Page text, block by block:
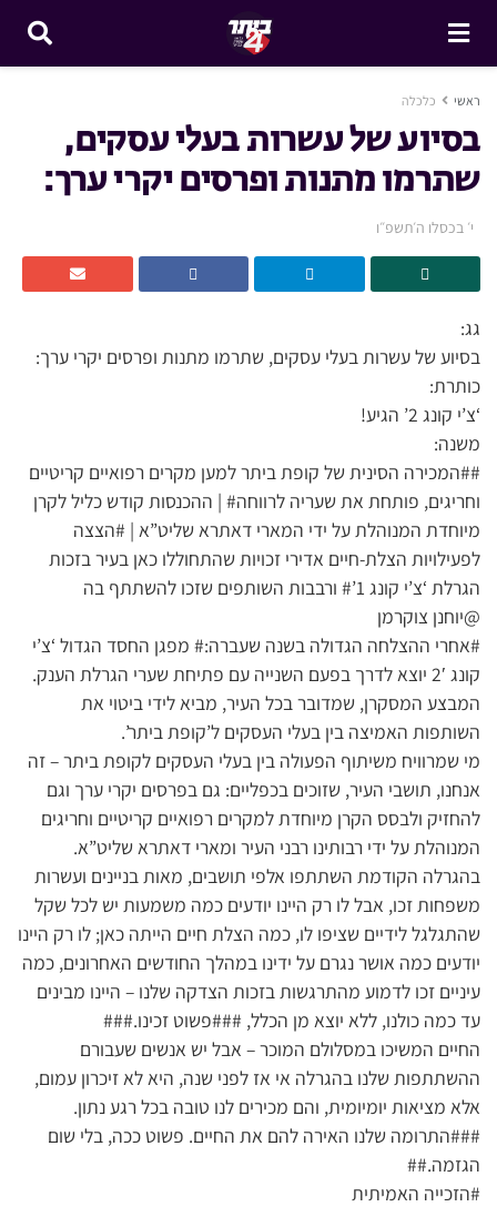
ראשי כלכלה
בסיוע של עשרות בעלי עסקים,
שתרמו מתנות ופרסים יקרי ערך:
י׳ בכסלו ה׳תשפ״ו
גג:
בסיוע של עשרות בעלי עסקים, שתרמו מתנות ופרסים יקרי ערך:
כותרת:
‘צ’י קונג 2’ הגיע!
משנה:
##המכירה הסינית של קופת ביתר למען מקרים רפואיים קריטיים
וחריגים, פותחת את שעריה לרווחה# | ההכנסות קודש כליל לקרן
מיוחדת המנוהלת על ידי המארי דאתרא שליט”א | #הצצה
לפעילויות הצלת-חיים אדירי זכויות שהתחוללו כאן בעיר בזכות
הגרלת ‘צ’י קונג 1’# ורבבות השותפים שזכו להשתתף בה
@יוחנן צוקרמן
#אחרי ההצלחה הגדולה בשנה שעברה:# מפגן החסד הגדול ‘צ’י
קונג 2′ יוצא לדרך בפעם השנייה עם פתיחת שערי הגרלת הענק.
המבצע המסקרן, שמדובר בכל העיר, מביא לידי ביטוי את
השותפות האמיצה בין בעלי העסקים ל’קופת ביתר’.
מי שמרוויח משיתוף הפעולה בין בעלי העסקים לקופת ביתר – זה
אנחנו, תושבי העיר, שזוכים בכפליים: גם בפרסים יקרי ערך וגם
להחזיק ולבסס הקרן מיוחדת למקרים רפואיים קריטיים וחריגים
המנוהלת על ידי רבותינו רבני העיר ומארי דאתרא שליט”א.
בהגרלה הקודמת השתתפו אלפי תושבים, מאות בניינים ועשרות
משפחות זכו, אבל לו רק היינו יודעים כמה משמעות יש לכל שקל
שהתגלגל לידיים שציפו לו, כמה הצלת חיים הייתה כאן; לו רק היינו
יודעים כמה אושר נגרם על ידינו במהלך החודשים האחרונים, כמה
עיניים זכו לדמוע מהתרגשות בזכות הצדקה שלנו – היינו מבינים
עד כמה כולנו, ללא יוצא מן הכלל, ###פשוט זכינו.###
החיים המשיכו במסלולם המוכר – אבל יש אנשים שעבורם
ההשתתפות שלנו בהגרלה אי אז לפני שנה, היא לא זיכרון עמום,
אלא מציאות יומיומית, והם מכירים לנו טובה בכל רגע נתון.
###התרומה שלנו האירה להם את החיים. פשוט ככה, בלי שום
הגזמה.##
#הזכייה האמיתית